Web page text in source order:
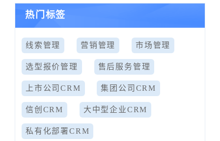
热门标签
线索管理 营销管理 市场管理
选型报价管理 售后服务管理
上市公司CRM 集团公司CRM
信创CRM 大中型企业CRM
私有化部署CRM